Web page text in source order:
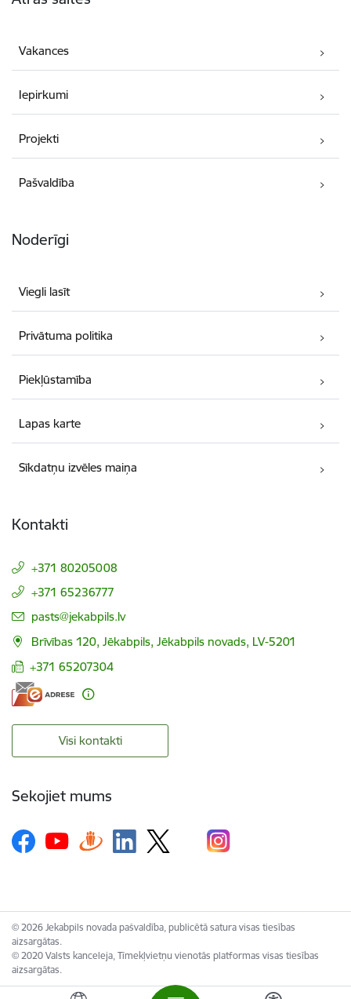
Vakances
Iepirkumi
Projekti
Pašvaldība
Noderīgi
Viegli lasīt
Privātuma politika
Piekļūstamība
Lapas karte
Sīkdatņu izvēles maiņa
Kontakti
+371 80205008
+371 65236777
E-pasts:
pasts@jekabpils.lv
Brīvības 120, Jēkabpils, Jēkabpils novads, LV-5201
+371 65207304
Visi kontakti
Sekojiet mums
© 2026 Jekabpils novada pašvaldība, publicētā satura visas tiesības
aizsargātas.
© 2020 Valsts kanceleja, Tīmekļvietņu vienotās platformas visas tiesības
aizsargātas.